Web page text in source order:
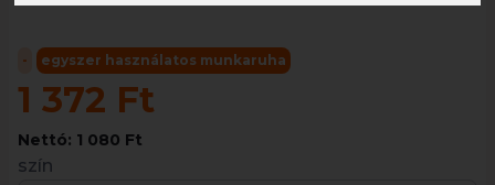
- egyszer használatos munkaruha
1 372 Ft
Nettó: 1 080 Ft
szín